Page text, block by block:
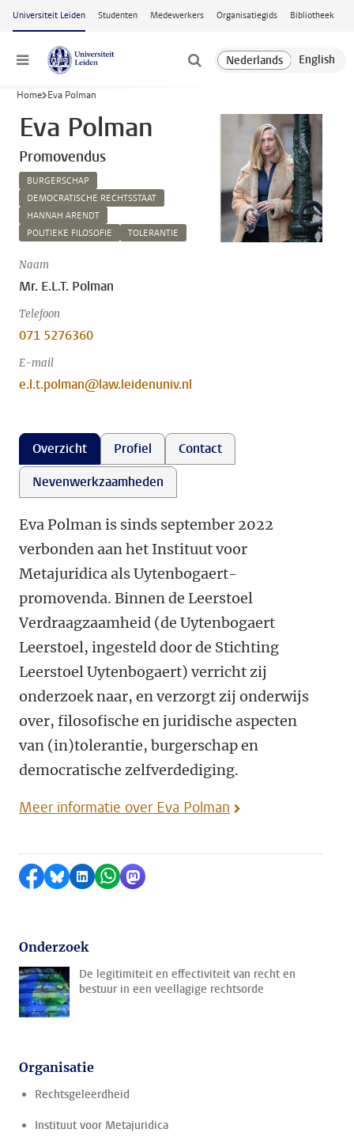
Ga naar hoofdinhoud
Universiteit Leiden Studenten Medewerkers Organisatiegids Bibliotheek
Menu
Home Eva Polman
Eva Polman
Promovendus
BURGERSCHAP
DEMOCRATISCHE RECHTSSTAAT
HANNAH ARENDT
POLITIEKE FILOSOFIE
TOLERANTIE
Naam
Mr. E.L.T. Polman
Telefoon
071 5276360
E-mail
e.l.t.polman@law.leidenuniv.nl
Overzicht Profiel
Contact
Nevenwerkzaamheden
Eva Polman is sinds september 2022
verbonden aan het Instituut voor
Metajuridica als Uytenbogaert-
promovenda. Binnen de Leerstoel
Verdraagzaamheid (de Uytenbogaert
Leerstoel, ingesteld door de Stichting
Leerstoel Uytenbogaert) verricht zij
onderzoek naar, en verzorgt zij onderwijs
over, filosofische en juridische aspecten
van (in)tolerantie, burgerschap en
democratische zelfverdediging.
Meer informatie over Eva Polman
Delen op Facebook
Delen via Bluesky
Delen op LinkedIn
Delen via WhatsApp
Delen via Mastodon
Onderzoek
De legitimiteit en effectiviteit van recht en
bestuur in een veellagige rechtsorde
Organisatie
Rechtsgeleerdheid
Instituut voor Metajuridica